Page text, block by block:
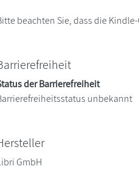
beachten Sie, dass die
der Barrierefreiheit
unbekannt
GmbH